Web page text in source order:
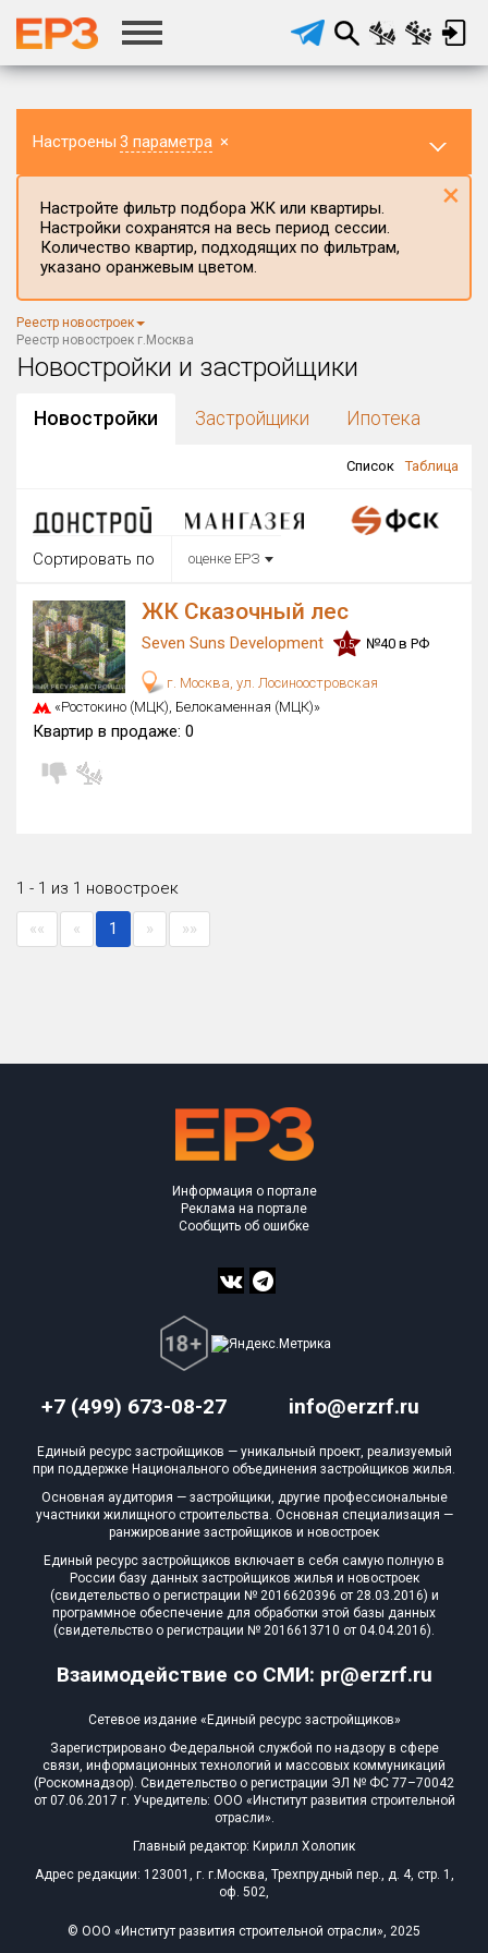
Настроены 3 параметра ×
г.Москва
Район в регионе
Округ
Все
Все
Цена
от до
Общая площадь, м²
ДАП
Кол-во комнат
с продажами
Рейтинг ЕРЗ
Многоквартирных домов
Блокированных домов
Домов с апартаментами
Многоквартирных домов
0 из 2
Квартир, апартаментов,
блоков в БД
0 из 56 039
Настройте фильтр подбора ЖК или квартиры.
Настройки сохранятся на весь период сессии.
Количество квартир, подходящих по фильтрам,
указано оранжевым цветом.
×
Реестр новостроек
Реестр новостроек г.Москва
Новостройки и застройщики
Новостройки Застройщики Ипотека
Список Таблица
Сортировать по оценке ЕРЗ
ЖК Сказочный лес
Seven Suns Development 0.5 №40 в РФ
г. Москва, ул. Лосиноостровская
«Ростокино (МЦК), Белокаменная (МЦК)»
Квартир в продаже: 0
1 - 1 из 1 новостроек
«« « 1 » »»
+7 (499) 673-08-27 info@erzrf.ru
Взаимодействие со СМИ: pr@erzrf.ru
Информация о портале
Реклама на портале
Сообщить об ошибке
Единый ресурс застройщиков — уникальный проект, реализуемый
при поддержке Национального объединения застройщиков жилья.
Основная аудитория — застройщики, другие профессиональные
участники жилищного строительства. Основная специализация —
ранжирование застройщиков и новостроек
Единый ресурс застройщиков включает в себя самую полную в
России базу данных застройщиков жилья и новостроек
(свидетельство о регистрации № 2016620396 от 28.03.2016) и
программное обеспечение для обработки этой базы данных
(свидетельство о регистрации № 2016613710 от 04.04.2016).
Сетевое издание «Единый ресурс застройщиков»
Зарегистрировано Федеральной службой по надзору в сфере
связи, информационных технологий и массовых коммуникаций
(Роскомнадзор). Свидетельство о регистрации ЭЛ № ФС 77–70042
от 07.06.2017 г. Учредитель: ООО «Институт развития строительной
отрасли».
Главный редактор: Кирилл Холопик
Адрес редакции: 123001, г. г.Москва, Трехпрудный пер., д. 4, стр. 1,
оф. 502,
© ООО «Институт развития строительной отрасли», 2025